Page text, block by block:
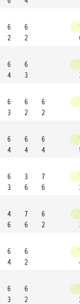
6
2
6
2
6
4
6
3
6
3
6
2
6
2
6
4
6
4
6
4
6
3
3
6
7
6
4
6
7
6
6
2
6
4
6
2
6
3
6
2